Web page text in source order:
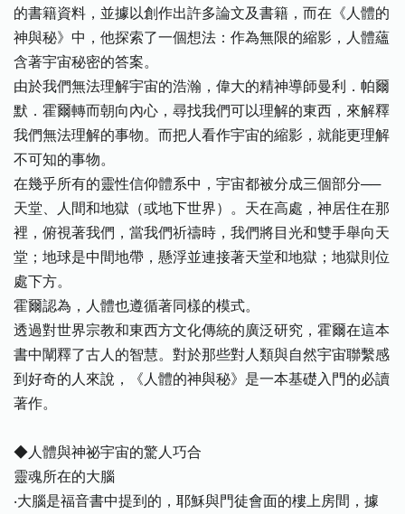
的書籍資料，並據以創作出許多論文及書籍，而在《人體的
神與秘》中，他探索了一個想法：作為無限的縮影，人體蘊
含著宇宙秘密的答案。
由於我們無法理解宇宙的浩瀚，偉大的精神導師曼利．帕爾
默．霍爾轉而朝向內心，尋找我們可以理解的東西，來解釋
我們無法理解的事物。而把人看作宇宙的縮影，就能更理解
不可知的事物。
在幾乎所有的靈性信仰體系中，宇宙都被分成三個部分──
天堂、人間和地獄（或地下世界）。天在高處，神居住在那
裡，俯視著我們，當我們祈禱時，我們將目光和雙手舉向天
堂；地球是中間地帶，懸浮並連接著天堂和地獄；地獄則位
處下方。
霍爾認為，人體也遵循著同樣的模式。
透過對世界宗教和東西方文化傳統的廣泛研究，霍爾在這本
書中闡釋了古人的智慧。對於那些對人類與自然宇宙聯繫感
到好奇的人來說，《人體的神與秘》是一本基礎入門的必讀
著作。
◆人體與神祕宇宙的驚人巧合
靈魂所在的大腦
‧大腦是福音書中提到的，耶穌與門徒會面的樓上房間，據